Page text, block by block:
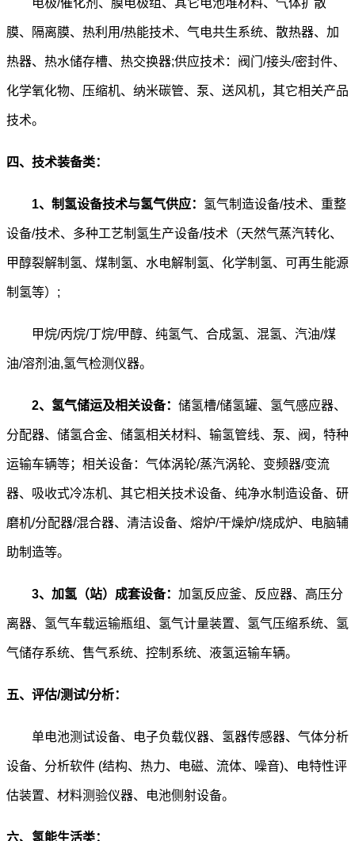
电极/催化剂、膜电极组、其它电池堆材料、气体扩散
膜、隔离膜、热利用/热能技术、气电共生系统、散热器、加
热器、热水储存槽、热交换器;供应技术：阀门/接头/密封件、
化学氧化物、压缩机、纳米碳管、泵、送风机，其它相关产品
技术。
四、技术装备类：
1、制氢设备技术与氢气供应： 氢气制造设备/技术、重整
设备/技术、多种工艺制氢生产设备/技术（天然气蒸汽转化、
甲醇裂解制氢、煤制氢、水电解制氢、化学制氢、可再生能源
制氢等）;
甲烷/丙烷/丁烷/甲醇、纯氢气、合成氢、混氢、汽油/煤
油/溶剂油,氢气检测仪器。
2、氢气储运及相关设备： 储氢槽/储氢罐、氢气感应器、
分配器、储氢合金、储氢相关材料、输氢管线、泵、阀，特种
运输车辆等；相关设备：气体涡轮/蒸汽涡轮、变频器/变流
器、吸收式冷冻机、其它相关技术设备、纯净水制造设备、研
磨机/分配器/混合器、清洁设备、熔炉/干燥炉/烧成炉、电脑辅
助制造等。
3、加氢（站）成套设备： 加氢反应釜、反应器、高压分
离器、氢气车载运输瓶组、氢气计量装置、氢气压缩系统、氢
气储存系统、售气系统、控制系统、液氢运输车辆。
五、评估/测试/分析：
单电池测试设备、电子负载仪器、氢器传感器、气体分析
设备、分析软件 (结构、热力、电磁、流体、噪音)、电特性评
估装置、材料测验仪器、电池侧射设备。
六、氢能生活类：